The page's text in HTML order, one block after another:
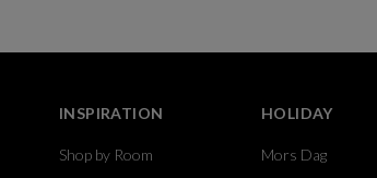
INSPIRATION
Shop by Room
HOLIDAY
Mors Dag